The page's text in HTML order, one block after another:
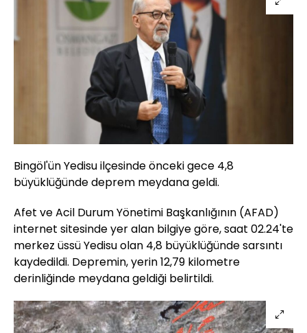
Bingöl'ün Yedisu ilçesinde önceki gece 4,8
büyüklüğünde deprem meydana geldi.
Afet ve Acil Durum Yönetimi Başkanlığının (AFAD)
internet sitesinde yer alan bilgiye göre, saat 02.24'te
merkez üssü Yedisu olan 4,8 büyüklüğünde sarsıntı
kaydedildi. Depremin, yerin 12,79 kilometre
derinliğinde meydana geldiği belirtildi.